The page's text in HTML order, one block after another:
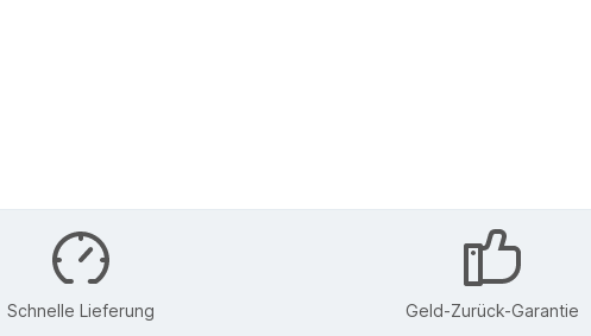
Schnelle Lieferung Geld-Zurück-Garantie